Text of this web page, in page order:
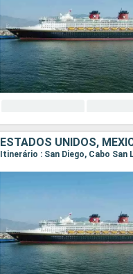
ESTADOS UNIDOS,
Itinerário : San Diego, Cabo San